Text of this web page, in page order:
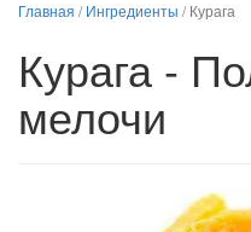
Главная /Ингредиенты /Курага
Курага -
мелочи